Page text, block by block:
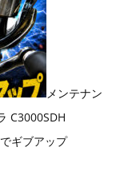
メンテナン
C3000SDH
ギブアップ